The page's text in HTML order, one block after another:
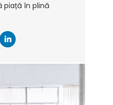
piață în plină